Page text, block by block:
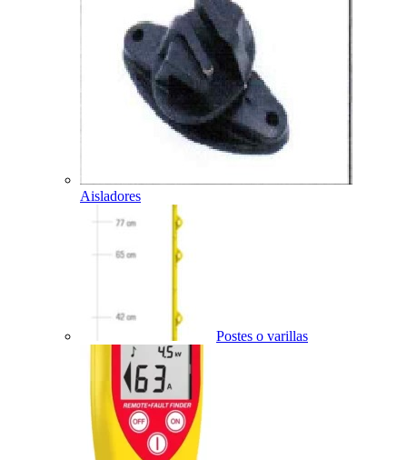
Aisladores
Postes o varillas